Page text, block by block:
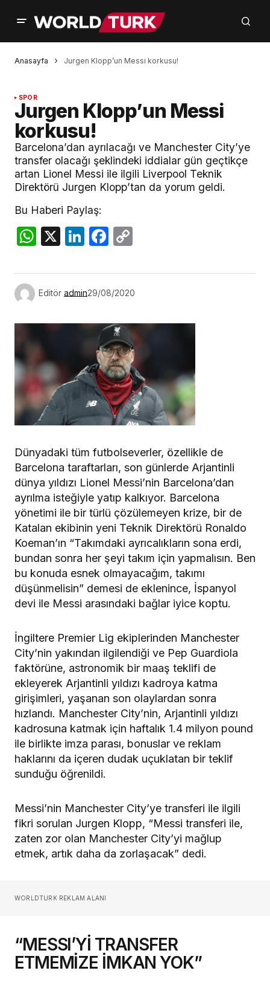
Anasayfa Jurgen Klopp’un Messi korkusu!
SPOR
Jurgen Klopp’un Messi
korkusu!
Barcelona’dan ayrılacağı ve Manchester City’ye
transfer olacağı şeklindeki iddialar gün geçtikçe
artan Lionel Messi ile ilgili Liverpool Teknik
Direktörü Jurgen Klopp’tan da yorum geldi.
Bu Haberi Paylaş:
WhatsApp
X LinkedIn
Facebook
Editör admin29/08/2020
Dünyadaki tüm futbolseverler, özellikle de
Barcelona taraftarları, son günlerde Arjantinli
dünya yıldızı Lionel Messi’nin Barcelona’dan
ayrılma isteğiyle yatıp kalkıyor. Barcelona
yönetimi ile bir türlü çözülemeyen krize, bir de
Katalan ekibinin yeni Teknik Direktörü Ronaldo
Koeman’ın “Takımdaki ayrıcalıkların sona erdi,
bundan sonra her şeyi takım için yapmalısın. Ben
bu konuda esnek olmayacağım, takımı
düşünmelisin” demesi de eklenince, İspanyol
devi ile Messi arasındaki bağlar iyice koptu.
İngiltere Premier Lig ekiplerinden Manchester
City’nin yakından ilgilendiği ve Pep Guardiola
faktörüne, astronomik bir maaş teklifi de
ekleyerek Arjantinli yıldızı kadroya katma
girişimleri, yaşanan son olaylardan sonra
hızlandı. Manchester City’nin, Arjantinli yıldızı
kadrosuna katmak için haftalık 1.4 milyon pound
ile birlikte imza parası, bonuslar ve reklam
haklarını da içeren dudak uçuklatan bir teklif
sunduğu öğrenildi.
Messi’nin Manchester City’ye transferi ile ilgili
fikri sorulan Jurgen Klopp, “Messi transferi ile,
zaten zor olan Manchester City’yi mağlup
etmek, artık daha da zorlaşacak” dedi.
WORLDTURK REKLAM ALANI
“MESSI’Yİ TRANSFER
ETMEMİZE İMKAN YOK”